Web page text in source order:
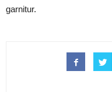
garnitur.